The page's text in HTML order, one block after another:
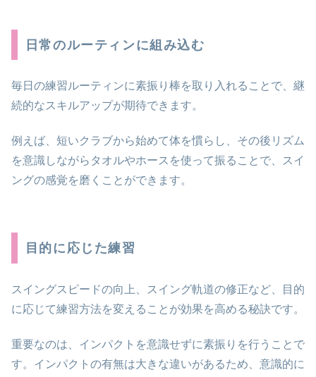
日常のルーティンに組み込む
毎日の練習ルーティンに素振り棒を取り入れることで、継
続的なスキルアップが期待できます。
例えば、短いクラブから始めて体を慣らし、その後リズム
を意識しながらタオルやホースを使って振ることで、スイ
ングの感覚を磨くことができます。
目的に応じた練習
スイングスピードの向上、スイング軌道の修正など、目的
に応じて練習方法を変えることが効果を高める秘訣です。
重要なのは、インパクトを意識せずに素振りを行うことで
す。インパクトの有無は大きな違いがあるため、意識的に